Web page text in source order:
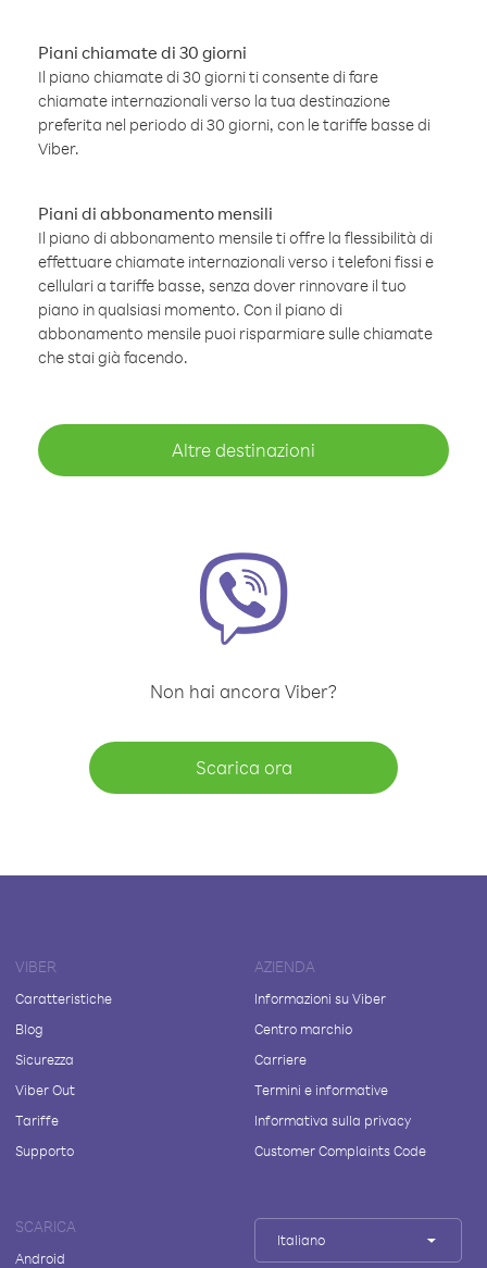
Piani chiamate di 30 giorni
Il piano chiamate di 30 giorni ti consente di fare
chiamate internazionali verso la tua destinazione
preferita nel periodo di 30 giorni, con le tariffe basse di
Viber.
Piani di abbonamento mensili
Il piano di abbonamento mensile ti offre la flessibilità di
effettuare chiamate internazionali verso i telefoni fissi e
cellulari a tariffe basse, senza dover rinnovare il tuo
piano in qualsiasi momento. Con il piano di
abbonamento mensile puoi risparmiare sulle chiamate
che stai già facendo.
Altre destinazioni
Non hai ancora Viber?
Scarica ora
VIBER
Caratteristiche
Blog
Sicurezza
Viber Out
Tariffe
Supporto
AZIENDA
Informazioni su Viber
Centro marchio
Carriere
Termini e informative
Informativa sulla privacy
Customer Complaints Code
SCARICA
Android
Italiano